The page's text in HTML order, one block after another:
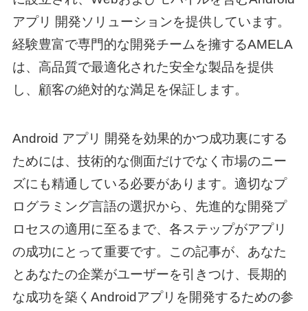
アプリ 開発ソリューションを提供しています。
経験豊富で専門的な開発チームを擁するAMELA
は、高品質で最適化された安全な製品を提供
し、顧客の絶対的な満足を保証します。
Android アプリ 開発を効果的かつ成功裏にする
ためには、技術的な側面だけでなく市場のニー
ズにも精通している必要があります。適切なプ
ログラミング言語の選択から、先進的な開発プ
ロセスの適用に至るまで、各ステップがアプリ
の成功にとって重要です。この記事が、あなた
とあなたの企業がユーザーを引きつけ、長期的
な成功を築くAndroidアプリを開発するための参